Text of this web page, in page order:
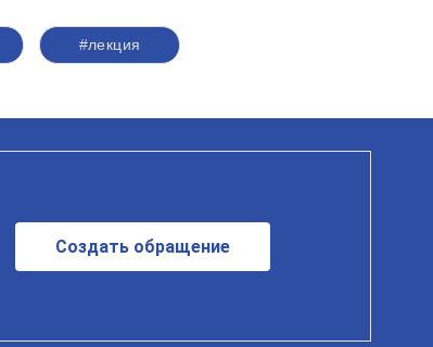
#лекция
Создать обращение